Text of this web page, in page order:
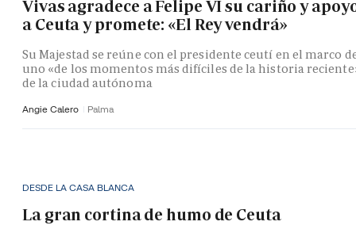
Vivas agradece a Felipe VI su cariño y
a Ceuta y promete: «El Rey vendrá»
Su Majestad se reúne con el presidente ceutí en el marco
uno «de los momentos más difíciles de la historia
de la ciudad autónoma
Angie Calero Palma
DESDE LA CASA BLANCA
La gran cortina de humo de Ceuta